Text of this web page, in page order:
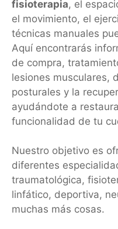
fisioterapia, el
el movimiento, el
técnicas manuales
Aquí encontrarás
de compra,
lesiones musculares,
posturales y la
ayudándote a
funcionalidad de tu
Nuestro objetivo es
diferentes
traumatológica,
linfático, deportiva,
muchas más cosas.